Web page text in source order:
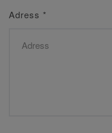
Adress *